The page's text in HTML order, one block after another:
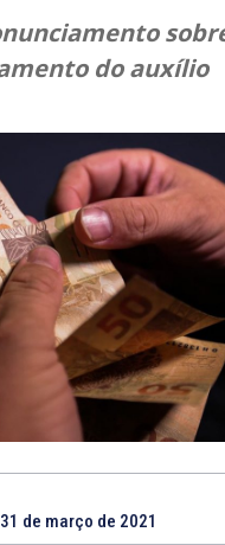
do auxílio
31 de março de 2021